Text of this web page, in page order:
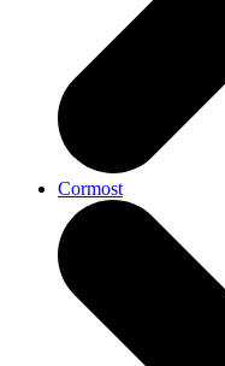
Cormost